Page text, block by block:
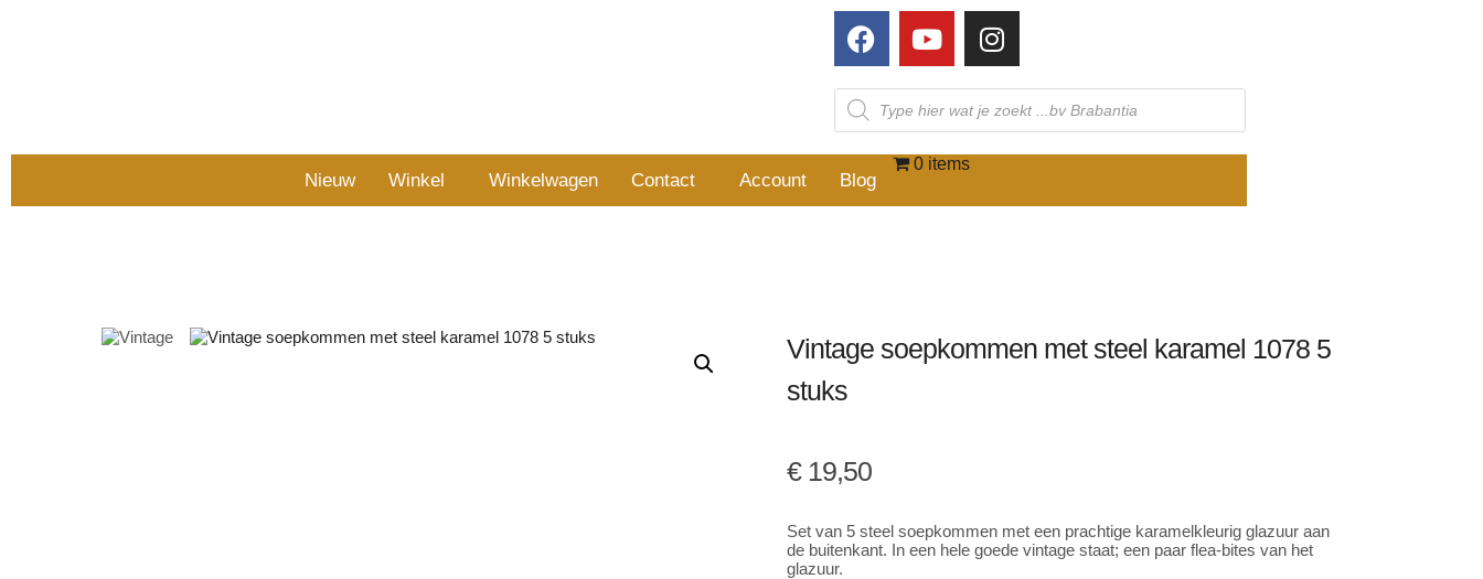
Nieuw Winkel Winkelwagen Contact Account Blog
0 items
Vintage soepkommen met steel karamel 1078 5
stuks
€19,50
Set van 5 steel soepkommen met een prachtige karamelkleurig glazuur aan
de buitenkant. In een hele goede vintage staat; een paar flea-bites van het
glazuur.